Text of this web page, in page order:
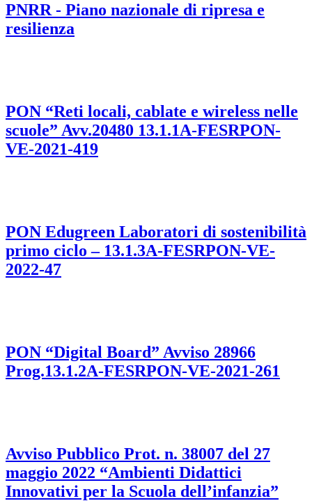
PNRR - Piano nazionale di ripresa e
resilienza
PON “Reti locali, cablate e wireless nelle
scuole” Avv.20480 13.1.1A-FESRPON-
VE-2021-419
PON Edugreen Laboratori di sostenibilità
primo ciclo – 13.1.3A-FESRPON-VE-
2022-47
PON “Digital Board” Avviso 28966
Prog.13.1.2A-FESRPON-VE-2021-261
Avviso Pubblico Prot. n. 38007 del 27
maggio 2022 “Ambienti Didattici
Innovativi per la Scuola dell’infanzia”